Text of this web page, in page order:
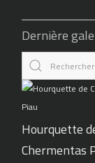
Dernière
Hourquette
Chermentas